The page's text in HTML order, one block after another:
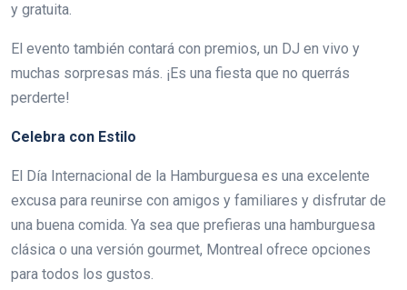
y gratuita.
El evento también contará con premios, un DJ en vivo y
muchas sorpresas más. ¡Es una fiesta que no querrás
perderte!
Celebra con Estilo
El Día Internacional de la Hamburguesa es una excelente
excusa para reunirse con amigos y familiares y disfrutar de
una buena comida. Ya sea que prefieras una hamburguesa
clásica o una versión gourmet, Montreal ofrece opciones
para todos los gustos.